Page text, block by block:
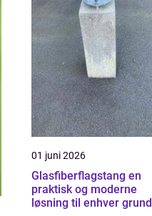
01 juni 2026
Glasfiberflagstang en
praktisk og moderne
løsning til enhver grund